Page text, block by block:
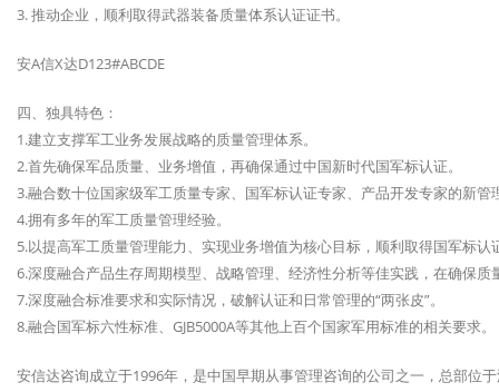
3. 推动企业，顺利取得武器装备质量体系认证证书。
安A信X达D123#ABCDE
四、独具特色：
1.建立支撑军工业务发展战略的质量管理体系。
2.首先确保军品质量、业务增值，再确保通过中国新时代国军标认证。
3.融合数十位国家级军工质量专家、国军标认证专家、产品开发专家的新管
4.拥有多年的军工质量管理经验。
5.以提高军工质量管理能力、实现业务增值为核心目标，顺利取得国军标认
6.深度融合产品生存周期模型、战略管理、经济性分析等佳实践，在确保
7.深度融合标准要求和实际情况，破解认证和日常管理的“两张皮”。
8.融合国军标六性标准、GJB5000A等其他上百个国家军用标准的相关要求。
安信达咨询成立于1996年，是中国早期从事管理咨询的公司之一，总部位